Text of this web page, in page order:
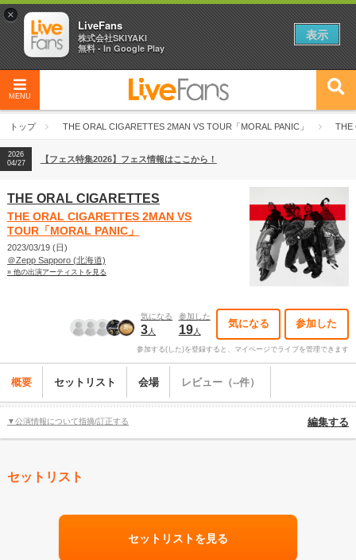
MENU
トップ THE ORAL CIGARETTES 2MAN VS TOUR「MORAL PANIC」 THE
2026
04/27
2026
【ライブ動員ランキング】2026年上半期編発表！
2026
04/27
【フェス特集2026】フェス情報はここから！
THE ORAL CIGARETTES
THE ORAL CIGARETTES 2MAN VS
TOUR「MORAL PANIC」
2023/03/19 (日)
＠Zepp Sapporo (北海道)
» 他の出演アーティストを見る
気になる
3人
参加した
19人
気になる 参加した
参加する(した)を登録すると、マイページでライブを管理できます
概要 セットリスト 会場 レビュー（--件）
▼公演情報について指摘/訂正する 編集する
セットリスト
セットリストを見る
×
LiveFans
株式会社SKIYAKI
無料 - In Google Play
表示